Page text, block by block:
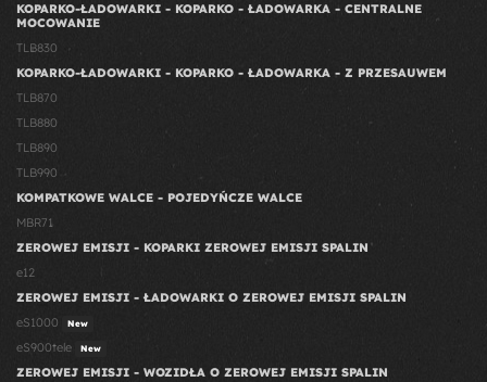
KOPARKO-ŁADOWARKI - KOPARKO - ŁADOWARKA - CENTRALNE
MOCOWANIE
TLB830
KOPARKO-ŁADOWARKI - KOPARKO - ŁADOWARKA - Z PRZESAUWEM
TLB870
TLB880
TLB890
TLB990
KOMPATKOWE WALCE - POJEDYŃCZE WALCE
MBR71
ZEROWEJ EMISJI - KOPARKI ZEROWEJ EMISJI SPALIN
e12
ZEROWEJ EMISJI - ŁADOWARKI O ZEROWEJ EMISJI SPALIN
eS1000
New
eS900tele New
ZEROWEJ EMISJI - WOZIDŁA O ZEROWEJ EMISJI SPALIN